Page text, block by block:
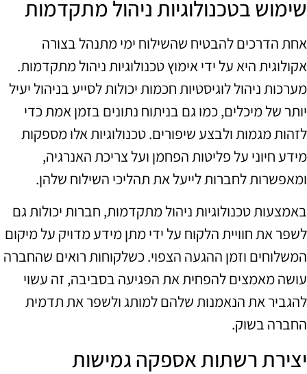
שימוש בטכנולוגיות ניהול מתקדמות
אחת הדרכים להבטיח שהשילוח ימי מתנהל בצורה
אקולוגית היא על ידי אימוץ טכנולוגיות ניהול מתקדמות.
מערכות ניהול לוגיסטיות חכמות יכולות לסייע בניהול יעיל
יותר של מיכלים, כמו גם בניתוח נתונים בזמן אמת כדי
לזהות מגמות ולבצע שיפורים. טכנולוגיות אלו מספקות
מידע חיוני על פליטות הפחמן ועל צריכת האנרגיה,
ומאפשרות לחברות לייעל את תהליכי השילוח שלהן.
באמצעות טכנולוגיות ניהול מתקדמות, חברות יכולות גם
לשפר את חוויית הלקוח על ידי מתן מידע מדויק על מיקום
המשלוחים וזמן ההגעה הצפוי. כשלקוחות רואים שהחברה
עושה מאמצים להפחית את הפגיעה בסביבה, זה עשוי
להגביר את הנאמנות שלהם למותג ולשפר את תדמית
החברה בשוק.
יצירת רשתות אספקה גמישות